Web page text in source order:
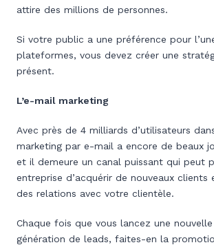
attire des millions de personnes.
Si votre public a une préférence pour
plateformes, vous devez créer une
présent.
L’e-mail marketing
Avec près de 4 milliards d’utilisateurs
marketing par e-mail a encore de beaux
et il demeure un canal puissant qui peut
entreprise d’acquérir de nouveaux clients
des relations avec votre clientèle.
Chaque fois que vous lancez une
génération de leads, faites-en la